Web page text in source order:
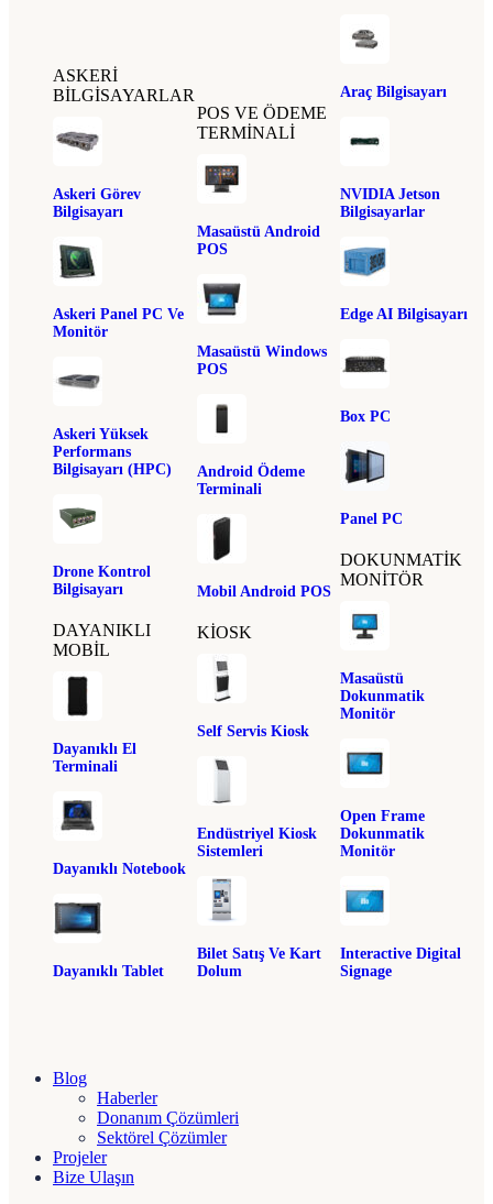
Dayanıklı El
Terminali
Dayanıklı Notebook
Dayanıklı Tablet
DAYANIKLI
MOBIL
Askeri Görev
Bilgisayarı
Askeri Panel PC Ve
Monitör
Askeri Yüksek
Performans
Bilgisayarı (HPC)
Drone Kontrol
Bilgisayarı
ASKERI
BILGISAYARLAR
Self Servis Kiosk
Endüstriyel Kiosk
Sistemleri
Bilet Satış Ve Kart
Dolum
KIOSK
Masaüstü Android
POS
Masaüstü Windows
POS
Android Ödeme
Terminali
Mobil Android POS
POS VE ÖDEME
TERMINALI
Masaüstü
Dokunmatik
Monitör
Open Frame
Dokunmatik
Monitör
Interactive Digital
Signage
DOKUNMATIK
MONITÖR
Araç Bilgisayarı
NVIDIA Jetson
Bilgisayarlar
Edge AI Bilgisayarı
Box PC
Panel PC
Blog
Haberler
Donanım Çözümleri
Sektörel Çözümler
Projeler
Bize Ulaşın